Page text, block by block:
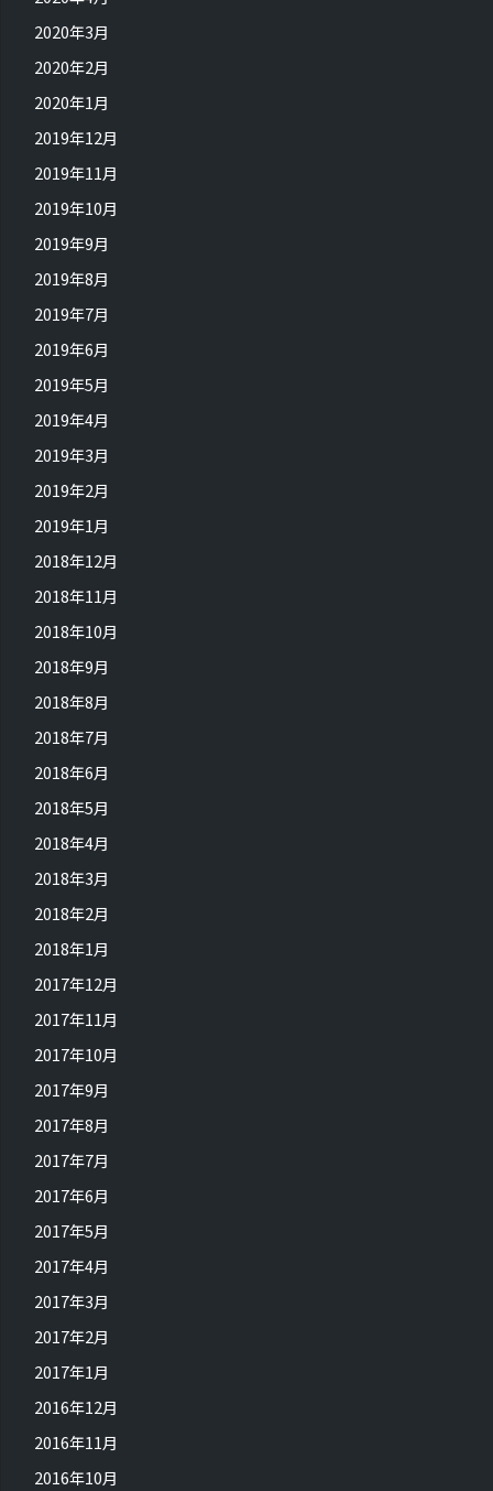
2020年3月
2020年2月
2020年1月
2019年12月
2019年11月
2019年10月
2019年9月
2019年8月
2019年7月
2019年6月
2019年5月
2019年4月
2019年3月
2019年2月
2019年1月
2018年12月
2018年11月
2018年10月
2018年9月
2018年8月
2018年7月
2018年6月
2018年5月
2018年4月
2018年3月
2018年2月
2018年1月
2017年12月
2017年11月
2017年10月
2017年9月
2017年8月
2017年7月
2017年6月
2017年5月
2017年4月
2017年3月
2017年2月
2017年1月
2016年12月
2016年11月
2016年10月